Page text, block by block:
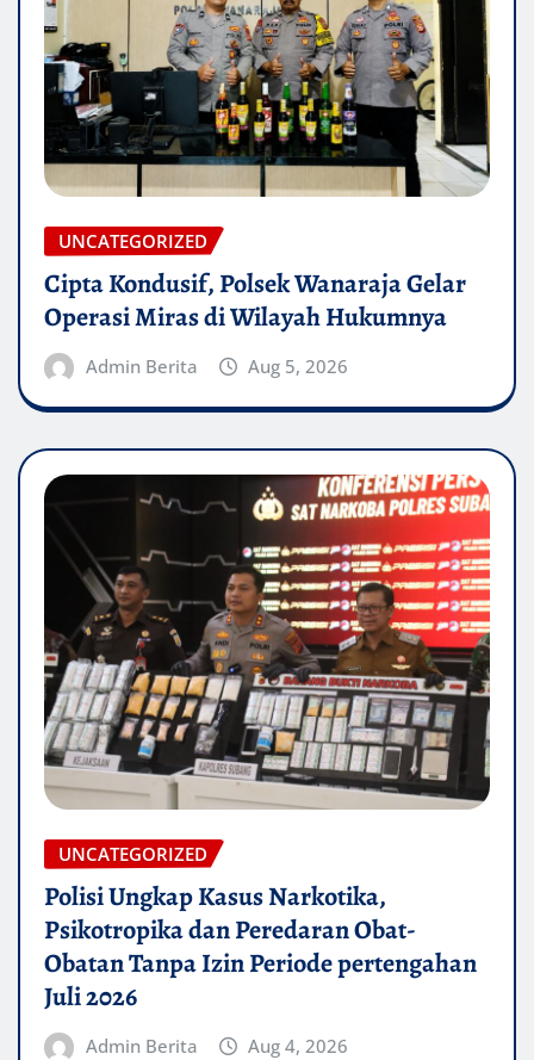
UNCATEGORIZED
Cipta Kondusif, Polsek Wanaraja Gelar
Operasi Miras di Wilayah Hukumnya
Admin Berita Aug 5, 2026
UNCATEGORIZED
Polisi Ungkap Kasus Narkotika,
Psikotropika dan Peredaran Obat-
Obatan Tanpa Izin Periode pertengahan
Juli 2026
Admin Berita Aug 4, 2026